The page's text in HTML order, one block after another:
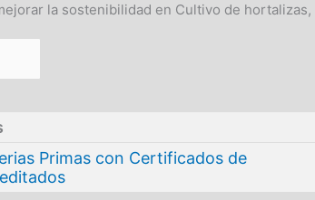
la sostenibilidad en Cultivo de hortalizas,
Primas con Certificados de